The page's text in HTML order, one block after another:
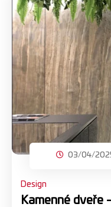
03/04/
Design
Kamenné dveře